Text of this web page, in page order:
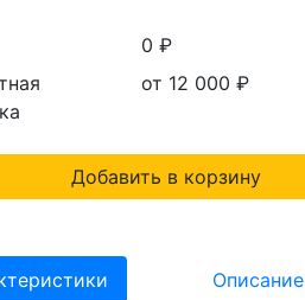
0 ₽
от 12 000 ₽
Добавить в корзину
Описание